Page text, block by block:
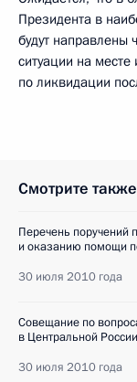
Президента в
будут направлены
ситуации на
по ликвидации
Смотрите также
Перечень поручений
и оказанию помощи
30 июля 2010 года
Совещание по
в Центральной России
30 июля 2010 года